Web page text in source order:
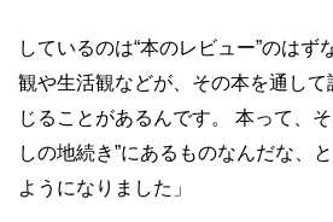
しているのは“本のレビュー”のはず
観や生活観などが、その本を通し
じることがあるんです。 本って、
しの地続き”にあるものなんだな、
ようになりました」